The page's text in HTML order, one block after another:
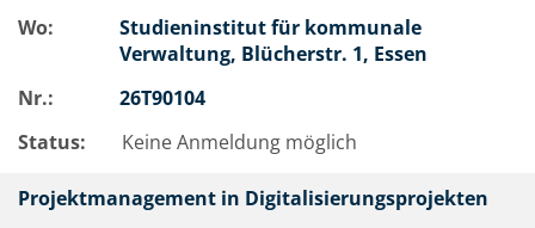
Wo:
Studieninstitut für kommunale
Verwaltung, Blücherstr. 1, Essen
Nr.:
26T90104
Status:
Keine Anmeldung möglich
Projektmanagement in Digitalisierungsprojekten